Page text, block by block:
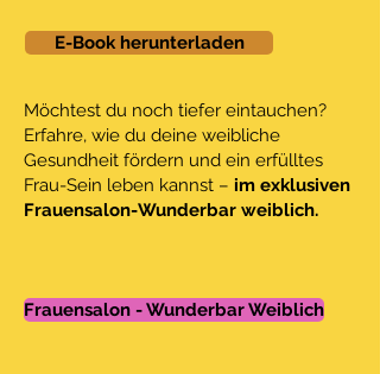
E-Book herunterladen
Möchtest du noch tiefer eintauchen?
Erfahre, wie du deine weibliche
Gesundheit fördern und ein erfülltes
Frau-Sein leben kannst – im exklusiven
Frauensalon-Wunderbar weiblich.
Frauensalon - Wunderbar Weiblich